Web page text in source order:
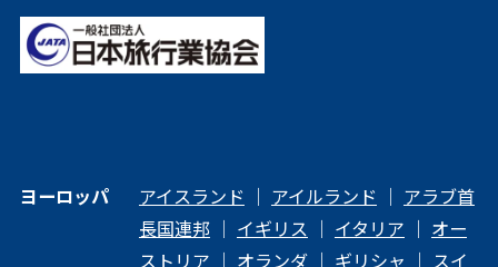
ヨーロッパ アイスランド ｜ アイルランド ｜ アラブ首
長国連邦｜ イギリス ｜ イタリア ｜ オー
ストリア ｜ オランダ｜ ギリシャ ｜ スイ